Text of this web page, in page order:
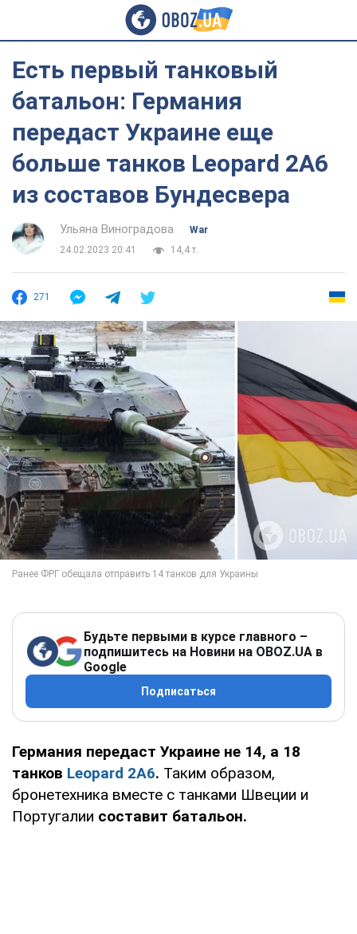
Есть первый танковый
батальон: Германия
передаст Украине еще
больше танков Leopard 2A6
из составов Бундесвера
Ульяна Виноградова
War
24.02.2023 20:41
14,4 т.
271
Будьте первыми в курсе главного –
подпишитесь на Новини на OBOZ.UA в
Google
Подписаться
Германия передаст Украине не 14, а 18
танков Leopard 2A6. Таким образом,
бронетехника вместе с танками Швеции и
Португалии составит батальон.